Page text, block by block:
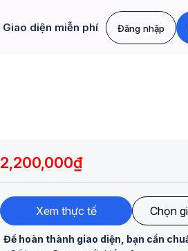
Giao diện miễn phí Đăng nhập
2,200,000₫
Xem thực tế Chọn
Để hoàn thành giao diện, bạn cần